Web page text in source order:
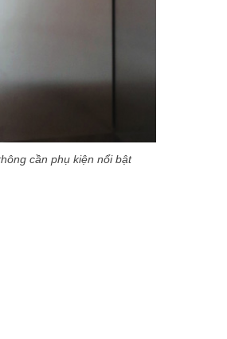
cần phụ kiện nổi bật